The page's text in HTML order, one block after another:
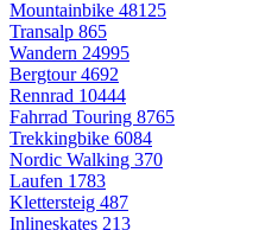
Mountainbike 48125
Transalp 865
Wandern 24995
Bergtour4692
Rennrad 10444
Fahrrad Touring 8765
Trekkingbike 6084
Nordic Walking 370
Laufen 1783
Klettersteig 487
Inlineskates 213